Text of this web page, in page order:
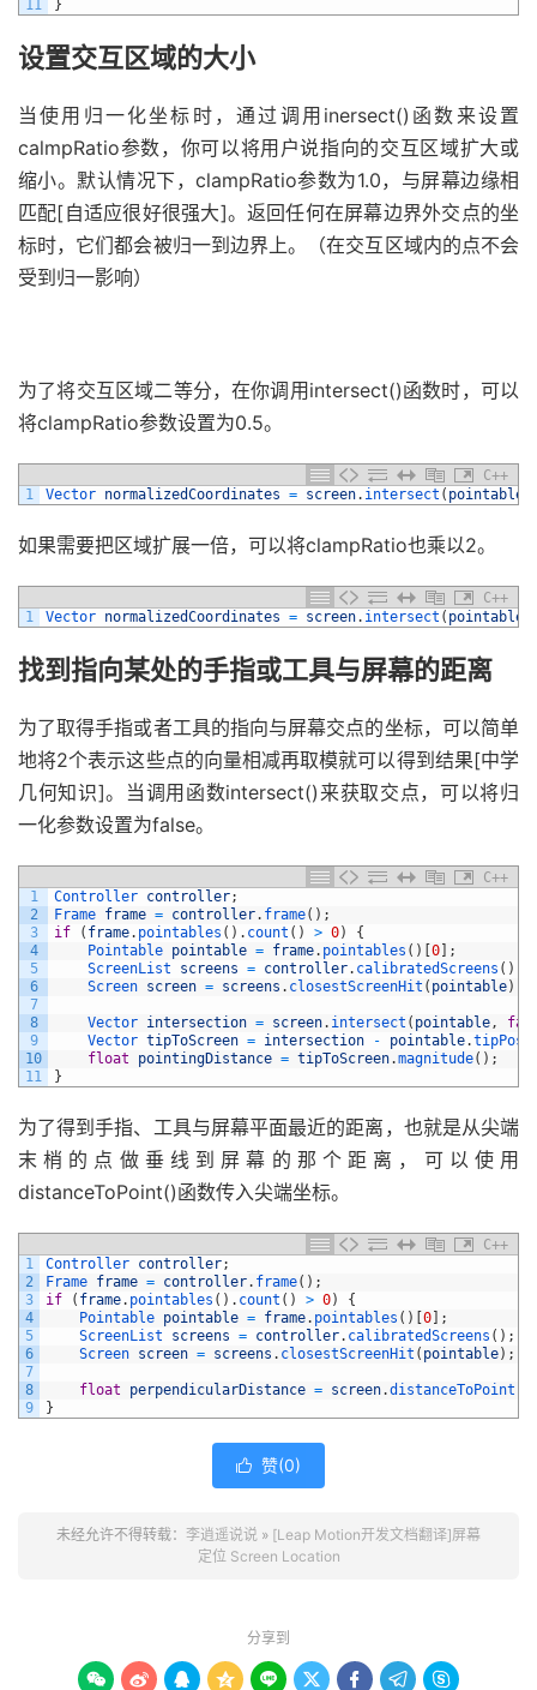
11 }
设置交互区域的大小
当使用归一化坐标时，通过调用inersect()函数来设置
calmpRatio参数，你可以将用户说指向的交互区域扩大或
缩小。默认情况下，clampRatio参数为1.0，与屏幕边缘相
匹配[自适应很好很强大]。返回任何在屏幕边界外交点的坐
标时，它们都会被归一到边界上。（在交互区域内的点不会
受到归一影响）
为了将交互区域二等分，在你调用intersect()函数时，可以
将clampRatio参数设置为0.5。
C++
1
Vector normalizedCoordinates = screen. intersect ( pointable
如果需要把区域扩展一倍，可以将clampRatio也乘以2。
C++
1
Vector normalizedCoordinates = screen. intersect ( pointable
找到指向某处的手指或工具与屏幕的距离
为了取得手指或者工具的指向与屏幕交点的坐标，可以简单
地将2个表示这些点的向量相减再取模就可以得到结果[中学
几何知识]。当调用函数intersect()来获取交点，可以将归
一化参数设置为false。
C++
1
2
3
4
5
6
7
8
9
10
11
Controller controller;
Frame frame = controller. frame( ) ;
if
( frame. pointables ( ) . count ( ) > 0)
{
Pointable pointable = frame. pointables ( ) 0
;
ScreenList screens = controller. calibratedScreens ( )
Screen screen = screens . closestScreenHit ( pointable)
Vector intersection = screen. intersect ( pointable,
Vector tipToScreen = intersection - pointable.
float
pointingDistance = tipToScreen.magnitude( ) ;
}
为了得到手指、工具与屏幕平面最近的距离，也就是从尖端
末梢的点做垂线到屏幕的那个距离，可以使用
distanceToPoint()函数传入尖端坐标。
C++
1
2
3
4
5
6
7
8
9
Controller controller;
Frame frame = controller. frame( ) ;
if
( frame. pointables ( ) . count ( ) > 0)
{
Pointable pointable = frame. pointables ( ) 0
;
ScreenList screens = controller. calibratedScreens ( ) ;
Screen screen = screens . closestScreenHit ( pointable) ;
float perpendicularDistance = screen.distanceToPoint
}
 赞(0)
未经允许不得转载： 李逍遥说说 » [Leap Motion开发文档翻译]屏幕
定位 Screen Location
分享到
        